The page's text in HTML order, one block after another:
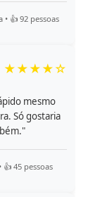
👍 92 pessoas
★★★★☆
mesmo
Só gostaria
45 pessoas